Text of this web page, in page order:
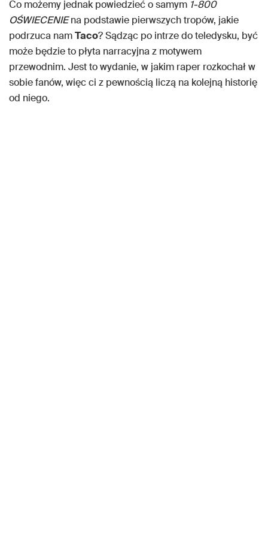
Co możemy jednak powiedzieć o samym 1-800
OŚWIECENIEna podstawie pierwszych tropów, jakie
podrzuca namTaco? Sądząc po intrze do teledysku, być
może będzie to płyta narracyjna z motywem
przewodnim. Jest to wydanie, w jakim raper rozkochał w
sobie fanów, więc ci z pewnością liczą na kolejną historię
od niego.